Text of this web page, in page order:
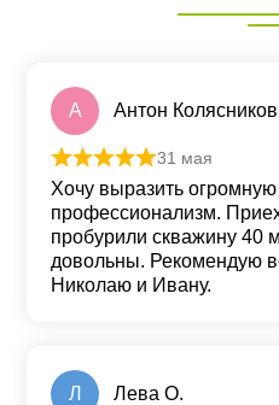
А Антон Колясников
Оценка5 из 5
31 мая
Хочу выразить огромную
профессионализм.
пробурили скважину 40
довольны. Рекомендую
Николаю и Ивану.
Л Лева О.